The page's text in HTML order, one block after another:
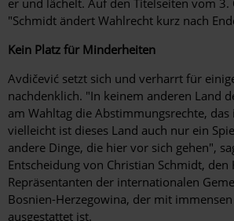
"Schmidt ändert Wahlrecht kurz nach
Kein Platz für Minderheiten
Avdičević setzt sich und verharrt für
nachdenklich. "In keinem anderen Land
am Wahltag die Abstimmungsrechte,
vielleicht ist dieses Land auch nur ein
andere Dinge, die hier vor sich gehen",
Entscheidung von Christian Schmidt, den
Repräsentanten der internationalen
Bosnien-Herzegowina, der mit
ausgestattet ist.